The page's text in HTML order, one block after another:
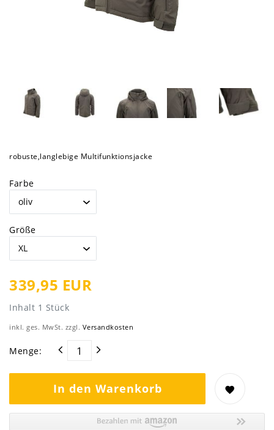
robuste,langlebige Multifunktionsjacke
Farbe
Größe
339,95 EUR
Inhalt 1 Stück
inkl. ges. MwSt. zzgl. Versandkosten
Menge:
In den Warenkorb